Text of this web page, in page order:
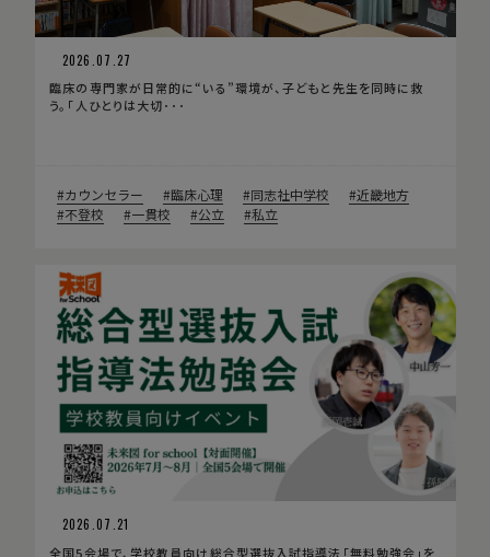
2026.07.27
臨床の専門家が日常的に“いる”環境が、子どもと先生を同時に救
う。「人ひとりは大切･･･
カウンセラー 臨床心理 同志社中学校
近畿地方
不登校
一貫校 公立 私立
2026.07.21
全国5会場で、学校教員向け総合型選抜入試指導法「無料勉強会」を